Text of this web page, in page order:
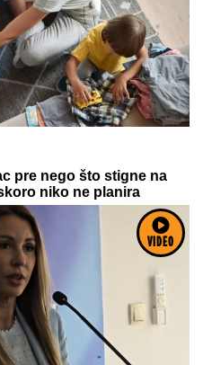
VIDEO
pre nego što stigne na
niko ne planira